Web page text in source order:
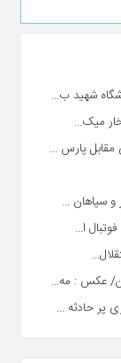
شهید ب...
میک...
پارس ...
و سپاهان ...
ا...
عکس : مه...
پر حادثه ...